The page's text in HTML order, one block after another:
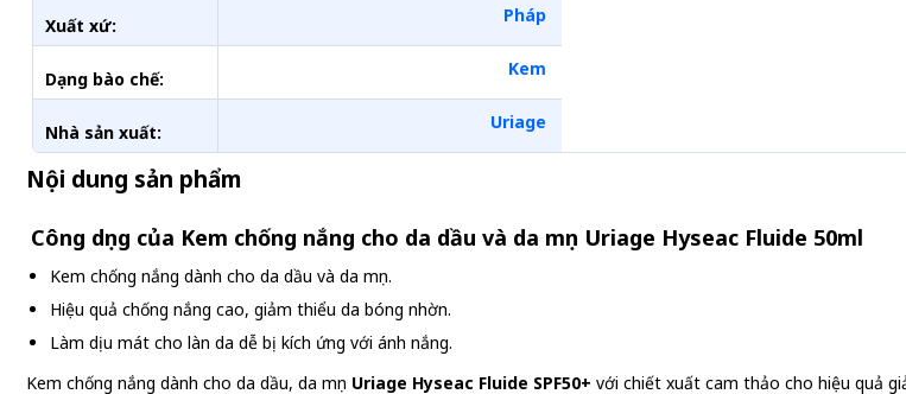
Xuất xứ: Pháp
Dạng bào chế: Kem
Nhà sản xuất: Uriage
Nội dung sản phẩm
Công dụng của Kem chống nắng cho da dầu và da mụn Uriage Hyseac Fluide 50ml
Kem chống nắng dành cho da dầu và da mụn.
Hiệu quả chống nắng cao, giảm thiểu da bóng nhờn.
Làm dịu mát cho làn da dễ bị kích ứng với ánh nắng.
Kem chống nắng dành cho da dầu, da mụn Uriage Hyseac Fluide SPF50+ với chiết xuất cam thảo cho hiệu quả